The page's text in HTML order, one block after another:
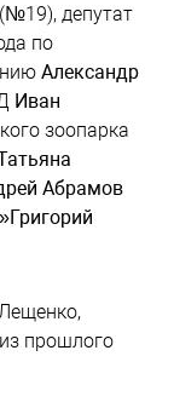
(№19), депутат
по
Александр
Иван
зоопарка
Абрамов
Григорий
прошлого